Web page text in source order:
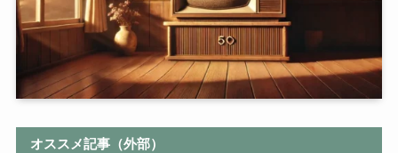
オススメ記事（外部）